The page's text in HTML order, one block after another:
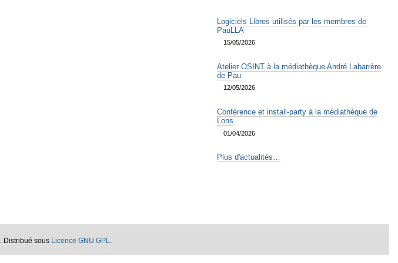
Logiciels Libres utilisés par les membres de
PauLLA
15/05/2026
Atelier OSINT à la médiathèque André Labarrère
de Pau
12/05/2026
Conférence et install-party à la médiathèque de
Lons
01/04/2026
Plus d'actualités…
. Distribué sous Licence GNU GPL